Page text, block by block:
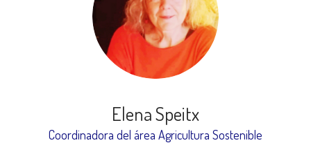
Elena Speitx
Coordinadora del área Agricultura Sostenible